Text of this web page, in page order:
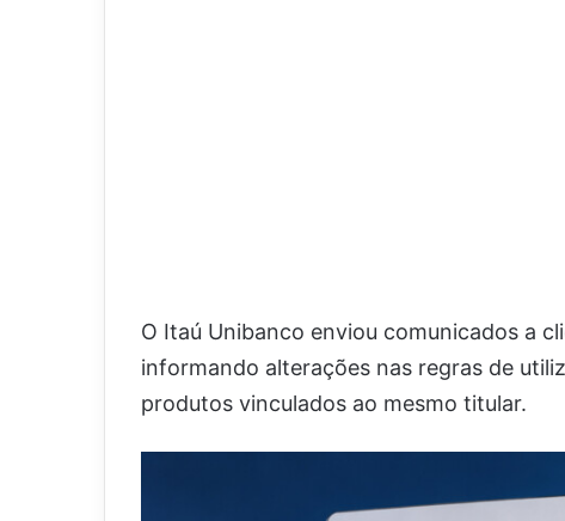
O Itaú Unibanco enviou comunicados a
informando alterações nas regras de
produtos vinculados ao mesmo titular.